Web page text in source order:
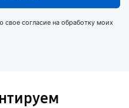
согласие на обработку моих